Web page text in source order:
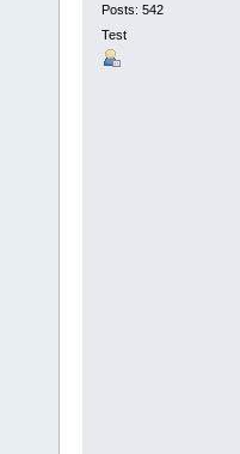
Posts: 542
Test